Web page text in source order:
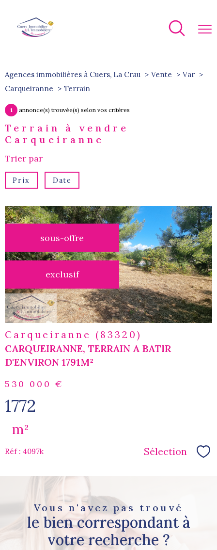
Agences immobilières à Cuers, La Crau Vente
Var
Carqueiranne
terrain
1 annonce(s) trouvée(s) selon vos critères
Terrain à vendre
Carqueiranne
Trier par
Prix Date
sous-offre
exclusif
voir le
bien
Carqueiranne (83320)
CARQUEIRANNE, TERRAIN A BATIR
D'ENVIRON 1791M²
530 000 €
1772
m²
Réf : 4097k Sélection
Vous n'avez pas trouvé
le bien correspondant à
votre recherche ?